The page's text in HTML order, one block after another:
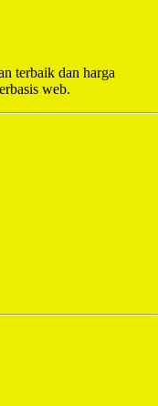
terbaik dan harga
web.